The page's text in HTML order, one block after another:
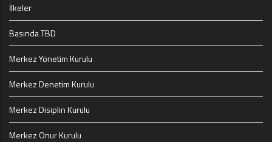
İlkeler
Basında TBD
Merkez Yönetim Kurulu
Merkez Denetim Kurulu
Merkez Disiplin Kurulu
Merkez Onur Kurulu